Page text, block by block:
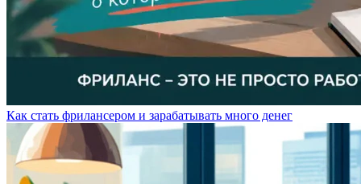
Как стать фрилансером и зарабатывать много денег